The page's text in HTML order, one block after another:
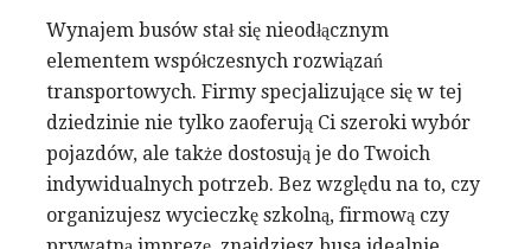
Wynajem busów stał się nieodłącznym
elementem współczesnych rozwiązań
transportowych. Firmy specjalizujące się w tej
dziedzinie nie tylko zaoferują Ci szeroki wybór
pojazdów, ale także dostosują je do Twoich
indywidualnych potrzeb. Bez względu na to, czy
organizujesz wycieczkę szkolną, firmową czy